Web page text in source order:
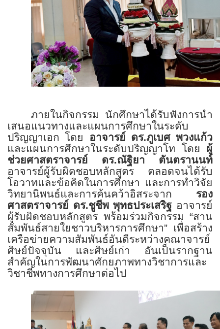
ภายในกิจกรรม นักศึกษาได้รับฟังการนำ
เสนอแนวทางและแผนการศึกษาในระดับ
ปริญญาเอก
โดย อาจารย์ ดร.ภูเบศ พวงแก้ว
และแผนการศึกษาในระดับปริญญาโท โดย ผู้
ช่วยศาสตราจารย์ ดร.ณัฐิยา ตันตรานนท์
อาจารย์ผู้รับผิดชอบหลักสูตร ตลอดจนได้รับ
โอวาทและข้อคิดในการศึกษา และการทำวิจัย
วิทยานิพนธ์และการค้นคว้าอิสระจาก รอง
ศาสตราจารย์ ดร.ชูชีพ พุทธประเสริฐ อาจารย์
ผู้รับผิดชอบหลักสูตร พร้อมร่วมกิจกรรม “สาน
สัมพันธ์สายใยชาวบริหารการศึกษา” เพื่อสร้าง
เครือข่ายความสัมพันธ์อันดีระหว่างคณาจารย์
ศิษย์ปัจจุบัน และศิษย์เก่า อันเป็นรากฐาน
สำคัญในการพัฒนาศักยภาพทางวิชาการและ
วิชาชีพทางการศึกษาต่อไป